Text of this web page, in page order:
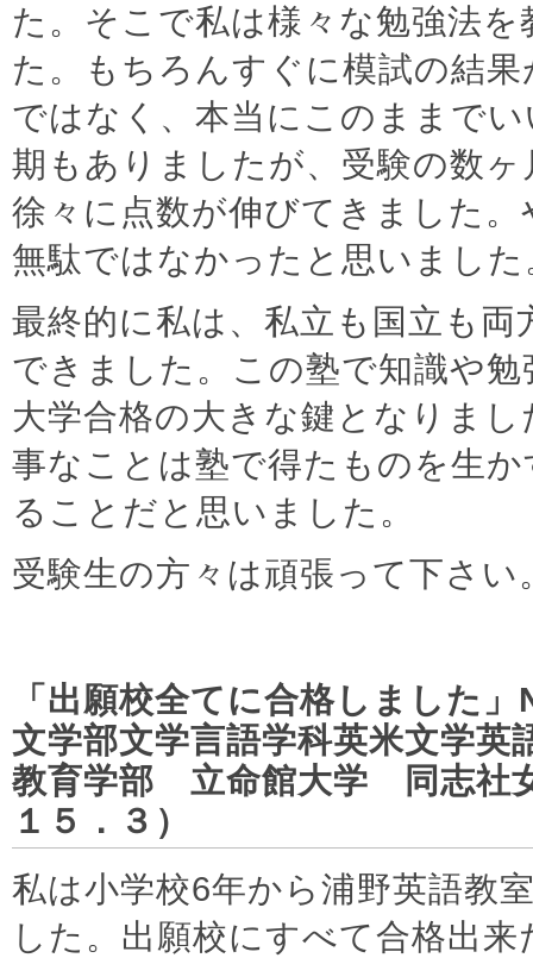
た。そこで私は様々な勉強法
た。もちろんすぐに模試の結
ではなく、本当にこのままで
期もありましたが、受験の数
徐々に点数が伸びてきました
無駄ではなかったと思いました
最終的に私は、私立も国立も両
できました。この塾で知識や
大学合格の大きな鍵となりま
事なことは塾で得たものを生
ることだと思いました。
受験生の方々は頑張って下さい
「出願校全てに合格しました
文学部文学言語学科英米文学
教育学部 立命館大学 同志社
１５．３）
私は小学校6年から浦野英語教
した。出願校にすべて合格出